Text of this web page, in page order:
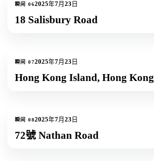
瞬间 062025年7月23日
18 Salisbury Road
+1
瞬间 072025年7月23日
Hong Kong Island, Hong Kong
瞬间 082025年7月23日
72號 Nathan Road